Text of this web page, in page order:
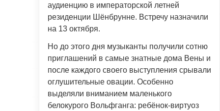
аудиенцию в императорской летней
резиденции Шёнбрунне. Встречу назначили
на 13 октября.
Но до этого дня музыканты получили сотню
приглашений в самые знатные дома Вены и
после каждого своего выступления срывали
оглушительные овации. Особенно
выделяли вниманием маленького
белокурого Вольфганга: ребёнок-виртуоз